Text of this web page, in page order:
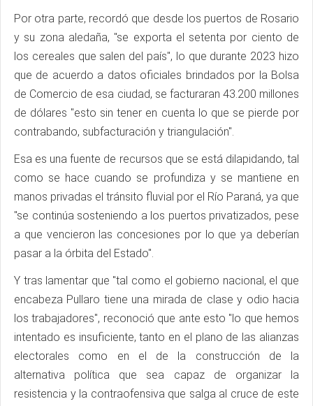
Por otra parte, recordó que desde los puertos de Rosario
y su zona aledaña, "se exporta el setenta por ciento de
los cereales que salen del país", lo que durante 2023 hizo
que de acuerdo a datos oficiales brindados por la Bolsa
de Comercio de esa ciudad, se facturaran 43.200 millones
de dólares "esto sin tener en cuenta lo que se pierde por
contrabando, subfacturación y triangulación".
Esa es una fuente de recursos que se está dilapidando, tal
como se hace cuando se profundiza y se mantiene en
manos privadas el tránsito fluvial por el Río Paraná, ya que
"se continúa sosteniendo a los puertos privatizados, pese
a que vencieron las concesiones por lo que ya deberían
pasar a la órbita del Estado".
Y tras lamentar que "tal como el gobierno nacional, el que
encabeza Pullaro tiene una mirada de clase y odio hacia
los trabajadores", reconoció que ante esto "lo que hemos
intentado es insuficiente, tanto en el plano de las alianzas
electorales como en el de la construcción de la
alternativa política que sea capaz de organizar la
resistencia y la contraofensiva que salga al cruce de este